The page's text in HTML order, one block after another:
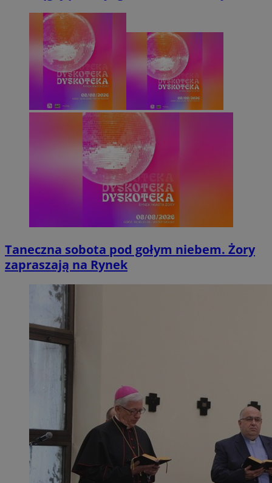
Taneczna sobota pod gołym niebem. Żory
zapraszają na Rynek